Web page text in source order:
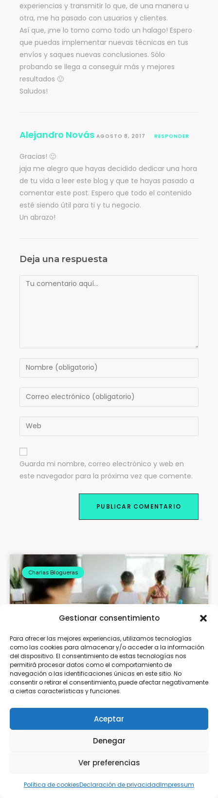
Gestionar consentimiento
Para ofrecer las mejores experiencias, utilizamos tecnologías
como las cookies para almacenar y/o acceder a la información
del dispositivo. El consentimiento de estas tecnologías nos
permitirá procesar datos como el comportamiento de
navegación o las identificaciones únicas en este sitio. No
consentir o retirar el consentimiento, puede afectar negativamente
a ciertas características y funciones.
Aceptar
Denegar
Ver preferencias
Política de cookiesDeclaración de privacidadImpressum
experiencias y transmitir lo que, de una manera u
otra, me ha pasado con usuarios y clientes.
Así que, ¡me lo tomo como todo un halago! Espero
que puedas implementar nuevas técnicas en tus
envíos y saques nuevas conclusiones. Sólo
probando se llega a conseguir más y mejores
resultados 🙂
Saludos!
Alejandro Novás AGOSTO 8, 2017 RESPONDER
Gracias! 🙂
jaja me alegro que hayas decidido dedicar una hora
de tu vida a leer este blog y que te hayas pasado a
comentar este post. Espero que todo el contenido
esté siendo útil para ti y tu negocio.
Un abrazo!
Deja una respuesta
Guarda mi nombre, correo electrónico y web en
este navegador para la próxima vez que comente.
Charlas Blogueras
Cómo Crear Un Negocio De Sanación
Energética De Éxito – Marta Puig